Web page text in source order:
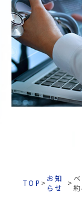
TOP >お知
らせ
>